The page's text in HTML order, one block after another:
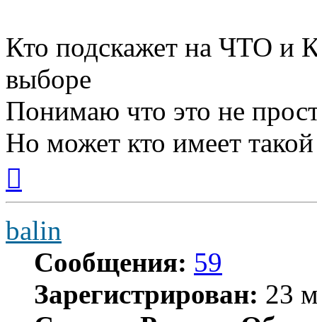
Кто подскажет на ЧТО и
выборе
Понимаю что это не
Но может кто имеет
началу
balin
Сообщения: 59
Зарегистрирован: 23